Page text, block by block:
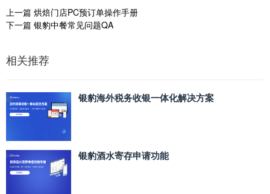
上一篇 烘焙门店PC预订单操作手册
下一篇 银豹中餐常见问题QA
相关推荐
银豹海外税务收银一体化解决方案
银豹酒水寄存申请功能